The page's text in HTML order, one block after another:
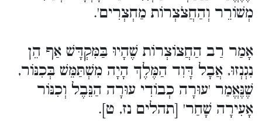
מְשׁוֹרֵר וְהַחֲצֹצְרוֹת מַחְצְרִים'.
אָמַר רַב הַחֲצוֹצְרוֹת שֶׁהָיוּ בַּמִּקְדָּשׁ אַף הֵן
נִגְנְזוּ, אֲבָל דָּוִד הַמֶּלֶךְ הָיָה מִשְׁתַּמֵּשׁ בְּכִנּוֹר,
שֶׁנֶּאֱמַר 'עוּרָה כְבוֹדִי עוּרָה הַנֵּבֶל וְכִנּוֹר
אָעִירָה שָׁחַר' [תהלים נז, ט].